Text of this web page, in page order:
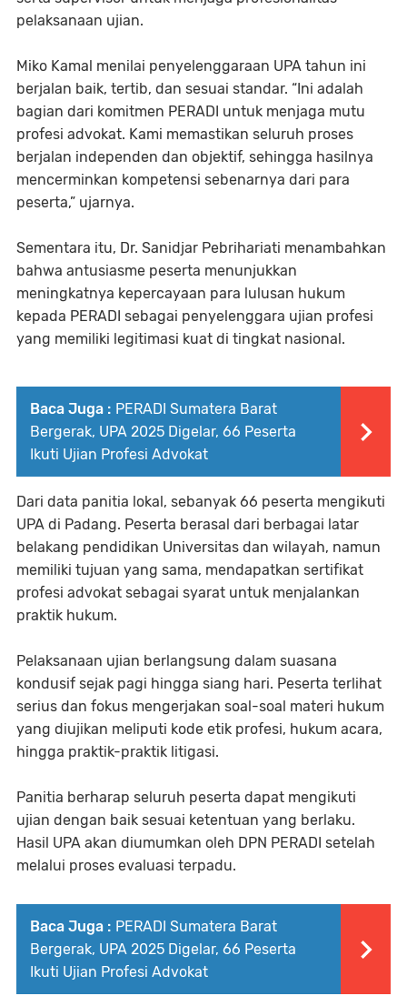
pelaksanaan ujian.
Miko Kamal menilai penyelenggaraan UPA tahun ini
berjalan baik, tertib, dan sesuai standar. “Ini adalah
bagian dari komitmen PERADI untuk menjaga mutu
profesi advokat. Kami memastikan seluruh proses
berjalan independen dan objektif, sehingga hasilnya
mencerminkan kompetensi sebenarnya dari para
peserta,” ujarnya.
Sementara itu, Dr. Sanidjar Pebrihariati menambahkan
bahwa antusiasme peserta menunjukkan
meningkatnya kepercayaan para lulusan hukum
kepada PERADI sebagai penyelenggara ujian profesi
yang memiliki legitimasi kuat di tingkat nasional.
Baca Juga : PERADI Sumatera Barat
Bergerak, UPA 2025 Digelar, 66 Peserta
Ikuti Ujian Profesi Advokat
Dari data panitia lokal, sebanyak 66 peserta mengikuti
UPA di Padang. Peserta berasal dari berbagai latar
belakang pendidikan Universitas dan wilayah, namun
memiliki tujuan yang sama, mendapatkan sertifikat
profesi advokat sebagai syarat untuk menjalankan
praktik hukum.
Pelaksanaan ujian berlangsung dalam suasana
kondusif sejak pagi hingga siang hari. Peserta terlihat
serius dan fokus mengerjakan soal-soal materi hukum
yang diujikan meliputi kode etik profesi, hukum acara,
hingga praktik-praktik litigasi.
Panitia berharap seluruh peserta dapat mengikuti
ujian dengan baik sesuai ketentuan yang berlaku.
Hasil UPA akan diumumkan oleh DPN PERADI setelah
melalui proses evaluasi terpadu.
Baca Juga : PERADI Sumatera Barat
Bergerak, UPA 2025 Digelar, 66 Peserta
Ikuti Ujian Profesi Advokat